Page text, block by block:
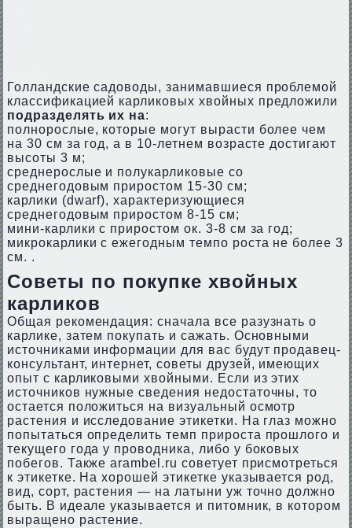
Голландские садоводы, занимавшиеся проблемой
классификацией карликовых хвойных предложили
подразделять их на:
полнорослые, которые могут вырасти более чем
на 30 см за год, а в 10-летнем возрасте достигают
высоты 3 м;
среднерослые и полукарликовые со
среднегодовым приростом 15-30 см;
карлики (dwarf), характеризующиеся
среднегодовым приростом 8-15 см;
мини-карлики с приростом ок. 3-8 см за год;
микрокарлики с ежегодным темпо роста не более 3
см. .
Советы по покупке хвойных
карликов
Общая рекомендация: сначала все разузнать о
карлике, затем покупать и сажать. Основными
источниками информации для вас будут продавец-
консультант, интернет, советы друзей, имеющих
опыт с карликовыми хвойными. Если из этих
источников нужные сведения недостаточны, то
остается положиться на визуальный осмотр
растения и исследование этикетки. На глаз можно
попытаться определить темп прироста прошлого и
текущего года у проводника, либо у боковых
побегов. Также arambel.ru советует присмотреться
к этикетке. На хорошей этикетке указывается род,
вид, сорт, растения — на латыни уж точно должно
быть. В идеале указывается и питомник, в котором
выращено растение.